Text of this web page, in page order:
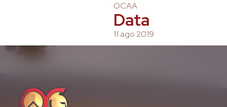
OCAA
Data
11 ago 2019